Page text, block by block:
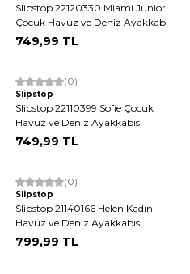
Slipstop 22120330 Miami Junior
Çocuk Havuz ve Deniz Ayakkabı
749,99 TL
Yeni (0)
Slipstop
Slipstop 22110399 Sofie Çocuk
Havuz ve Deniz Ayakkabısı
749,99 TL
Yeni (0)
Slipstop
Slipstop 21140166 Helen Kadın
Havuz ve Deniz Ayakkabısı
799,99 TL